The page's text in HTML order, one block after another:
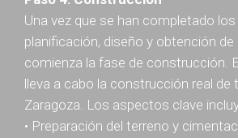
Una vez que se han completado
planificación, diseño y obtención de
comienza la fase de construcción.
lleva a cabo la construcción real de
Zaragoza. Los aspectos clave
• Preparación del terreno y